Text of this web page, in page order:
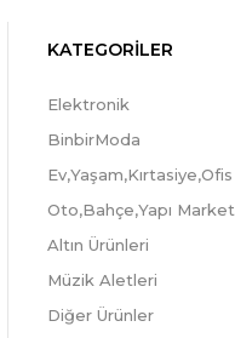
KATEGORİLER
Elektronik
BinbirModa
Ev,Yaşam,Kırtasiye,Ofis
Oto,Bahçe,Yapı Market
Altın Ürünleri
Müzik Aletleri
Diğer Ürünler